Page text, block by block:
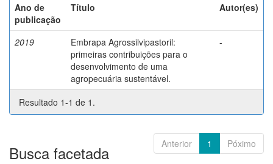
Ano de
publicação
Título Autor(es)
2019
Embrapa Agrossilvipastoril:
primeiras contribuições para o
desenvolvimento de uma
agropecuária sustentável.
-
Resultado 1-1 de 1.
Anterior 1 Póximo
Busca facetada